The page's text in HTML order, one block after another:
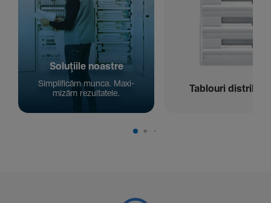
Solu­țiile noastre
Simpli­ficăm munca. Maxi­
mizăm rezul­ta­tele.
Tablouri